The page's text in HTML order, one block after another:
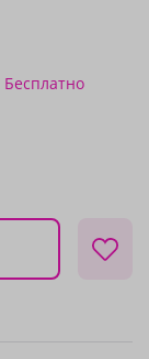
Бесплатно